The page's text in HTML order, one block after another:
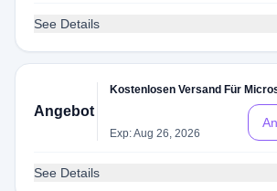
See Details
Angebot
Kostenlosen Versand Für
Exp: Aug 26, 2026
See Details